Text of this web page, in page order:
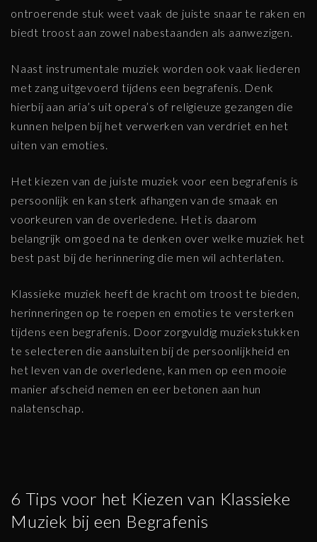
ontroerende stuk weet vaak de juiste snaar te raken en
biedt troost aan zowel nabestaanden als aanwezigen.
Naast instrumentale muziek worden ook vaak liederen
met zang uitgevoerd tijdens een begrafenis. Denk
hierbij aan aria’s uit opera’s of religieuze gezangen die
kunnen helpen bij het verwerken van verdriet en het
uiten van emoties.
Het kiezen van de juiste muziek voor een begrafenis is
persoonlijk en kan sterk afhangen van de smaak en
voorkeuren van de overledene. Het is daarom
belangrijk om goed na te denken over welke muziek het
best past bij de herinnering die men wil achterlaten.
Klassieke muziek heeft de kracht om troost te bieden,
herinneringen op te roepen en emoties te versterken
tijdens een begrafenis. Door zorgvuldig muziekstukken
te selecteren die aansluiten bij de persoonlijkheid en
het leven van de overledene, kan men op een mooie
manier afscheid nemen en eer betonen aan hun
nalatenschap.
6 Tips voor het Kiezen van Klassieke
Muziek bij een Begrafenis